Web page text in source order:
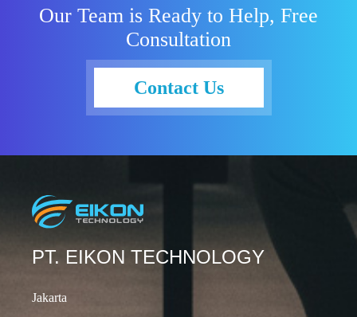
Our Team is Ready to Help, Free
Consultation
Contact Us
PT. EIKON TECHNOLOGY
Jakarta